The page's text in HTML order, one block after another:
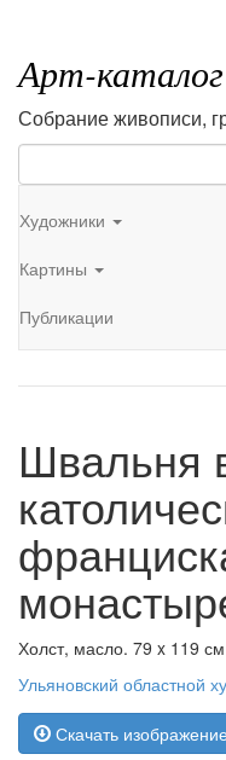
Арт-каталог
Собрание живописи,
Художники
Картины
Публикации
Швальня
Холст, масло. 79 x 119 см
Ульяновский областной
Скачать